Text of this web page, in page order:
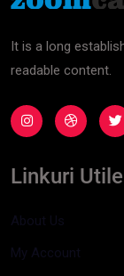
It is a long
readable content.
Linkuri Utile
About Us
My Account